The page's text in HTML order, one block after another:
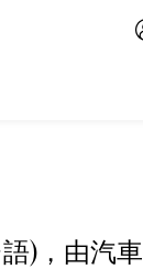
)，由汽車